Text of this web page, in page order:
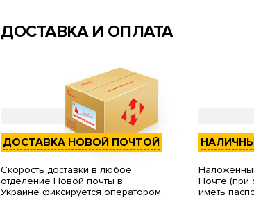
ДОСТАВКА И ОПЛАТА
ДОСТАВКА НОВОЙ ПОЧТОЙ
Скорость доставки в любое
отделение Новой почты в
Украине фиксируется оператором,
Почте (при
иметь